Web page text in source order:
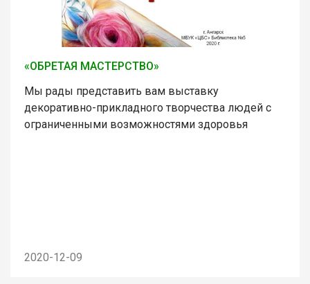
«ОБРЕТАЯ МАСТЕРСТВО»
Мы рады представить вам выставку
декоративно-прикладного творчества людей с
ограниченными возможностями здоровья
2020-12-09